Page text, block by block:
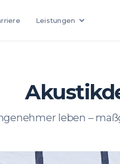
Leistungen
leben –